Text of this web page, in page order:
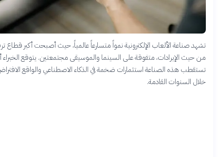
صناعة الألعاب الإلكترونية نمواً متسارعاً عالمياً، حيث أصبحت أكبر قطاع ترفيهي
الإيرادات، متفوقة على السينما والموسيقى مجتمعتين. يتوقع الخبراء أن
هذه الصناعة استثمارات ضخمة في الذكاء الاصطناعي والواقع الافتراضي
السنوات القادمة.